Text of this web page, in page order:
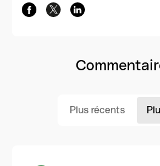
Plus récents